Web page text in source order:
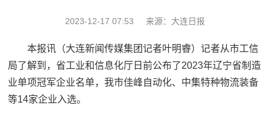
2023-12-17 07:53 来源：大连日报
本报讯（大连新闻传媒集团记者叶明睿）记者从市工信
局了解到，省工业和信息化厅日前公布了2023年辽宁省制造
业单项冠军企业名单，我市佳峰自动化、中集特种物流装备
等14家企业入选。